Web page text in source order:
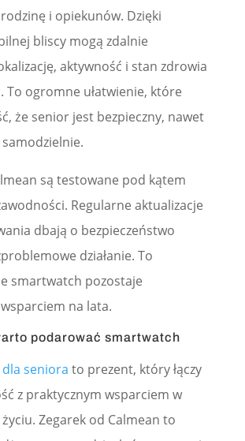
i opiekunów. Dzięki
bliscy mogą zdalnie
aktywność i stan zdrowia
To ogromne ułatwienie, które
że senior jest bezpieczny, nawet
są testowane pod kątem
Regularne aktualizacje
dbają o bezpieczeństwo
działanie. To
smartwatch pozostaje
na lata.
podarować smartwatch
seniora to prezent, który łączy
z praktycznym wsparciem w
Zegarek od Calmean to